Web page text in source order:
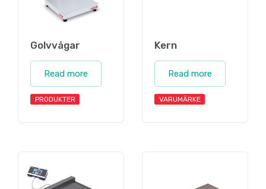
Golvvågar
Read more
PRODUKTER
Kern
Read more
VARUMÄRKE